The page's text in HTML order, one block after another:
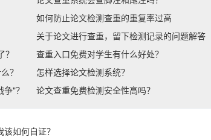
？
"？
如何防止论文检测查重的重复率过高
关于论文进行查重，留下检测记录的问题解答
查重入口免费对学生有什么好处？
怎样选择论文检测系统？
论文查重免费检测安全性高吗？
如何自证？